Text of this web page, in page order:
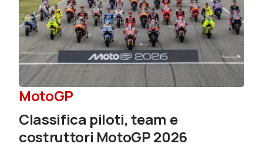
MotoGP
Classifica piloti, team e
costruttori MotoGP 2026